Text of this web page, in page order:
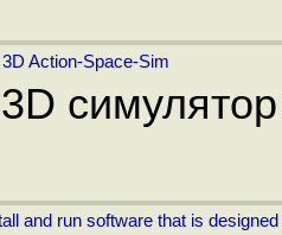
Action-Space-Sim
симулятор
and run software that is